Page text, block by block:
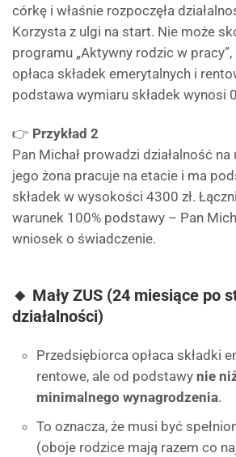
córkę i właśnie rozpoczęła
Korzysta z ulgi na start. Nie może
programu „Aktywny rodzic w
opłaca składek emerytalnych i
podstawa wymiaru składek wynosi 0
👉 Przykład 2
Pan Michał prowadzi działalność
jego żona pracuje na etacie i ma
składek w wysokości 4300 zł.
warunek 100% podstawy – Pan
wniosek o świadczenie.
🔸 Mały ZUS (24 miesiące po
działalności)
Przedsiębiorca opłaca składki
rentowe, ale od podstawy nie
minimalnego wynagrodzenia.
To oznacza, że musi być
(oboje rodzice mają razem co